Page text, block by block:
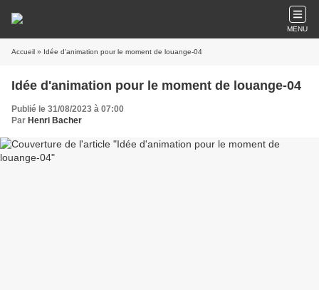
MENU
Accueil » Idée d'animation pour le moment de louange-04
Idée d'animation pour le moment de louange-04
Publié le 31/08/2023 à 07:00
Par Henri Bacher